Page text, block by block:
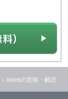
> taxesの意味・解説